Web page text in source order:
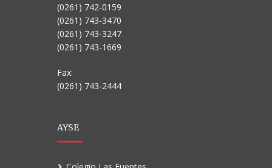
(0261) 742-0159
(0261) 743-3470
(0261) 743-3247
(0261) 743-1669
Fax:
(0261) 743-2444
AYSE